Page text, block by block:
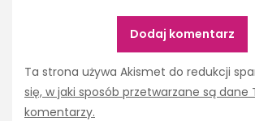
Ta strona używa Akismet do redukcji
się, w jaki sposób przetwarzane są dane
komentarzy.